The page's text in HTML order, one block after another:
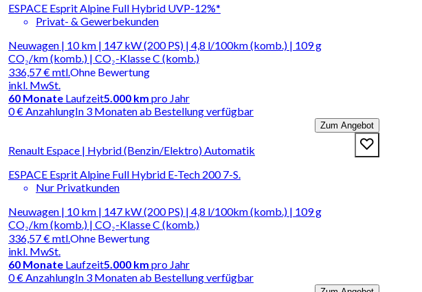
ESPACE Esprit Alpine Full Hybrid UVP-12%*
Privat- & Gewerbekunden
Neuwagen | 10 km | 147 kW (200 PS) | 4,8 l/100km (komb.) | 109 g
CO₂/km (komb.) | CO₂-Klasse C (komb.)
336,57 €mtl.
inkl. MwSt.
Ohne Bewertung
60 Monate Laufzeit5.000 km pro Jahr
0 € AnzahlungIn 3 Monaten ab Bestellung verfügbar
Zum Angebot
Renault Espace | Hybrid (Benzin/Elektro) Automatik
ESPACE Esprit Alpine Full Hybrid E-Tech 200 7-S.
Nur Privatkunden
Neuwagen | 10 km | 147 kW (200 PS) | 4,8 l/100km (komb.) | 109 g
CO₂/km (komb.) | CO₂-Klasse C (komb.)
336,57 €mtl.
inkl. MwSt.
Ohne Bewertung
60 Monate Laufzeit5.000 km pro Jahr
0 € AnzahlungIn 3 Monaten ab Bestellung verfügbar